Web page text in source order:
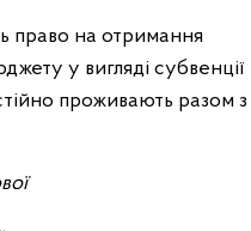
право на отримання
у вигляді субвенції
проживають разом з